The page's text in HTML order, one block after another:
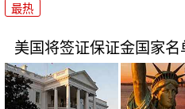
最热
美国将签证保证金国家名